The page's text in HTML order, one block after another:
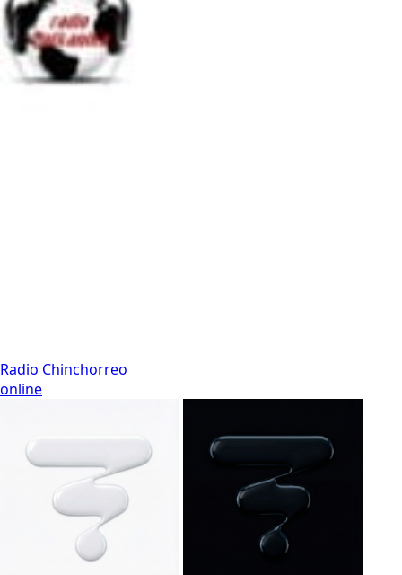
Radio Chinchorreo
online